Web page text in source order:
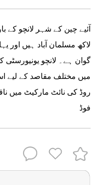
لاکھ مسلمان آباد ہیں
گوان ہے۔ لانچو یونیورسٹی
میں مختلف مقاصد کے لیے
روڈ کی نائٹ مارکیٹ میں
فوڈ